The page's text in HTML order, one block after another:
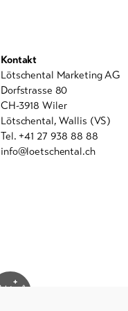
Kontakt
Lötschental Marketing AG
Dorfstrasse 80
CH-3918 Wiler
Lötschental, Wallis (VS)
Tel. +41 27 938 88 88
info@loetschental.ch